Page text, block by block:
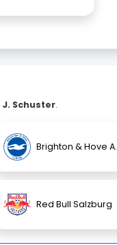
J. Schuster.
Brighton & Hove A.
Red Bull Salzburg